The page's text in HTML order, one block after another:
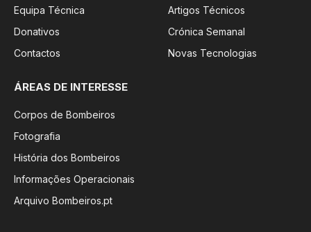
Equipa Técnica
Donativos
Contactos
Artigos Técnicos
Crónica Semanal
Novas Tecnologias
ÁREAS DE INTERESSE
Corpos de Bombeiros
Fotografia
História dos Bombeiros
Informações Operacionais
Arquivo Bombeiros.pt